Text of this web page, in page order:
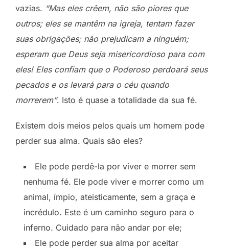
vazias. “Mas eles crêem, não são piores que
outros; eles se mantêm na igreja, tentam fazer
suas obrigações; não prejudicam a ninguém;
esperam que Deus seja misericordioso para com
eles! Eles confiam que o Poderoso perdoará seus
pecados e os levará para o céu quando
morrerem”. Isto é quase a totalidade da sua fé.
Existem dois meios pelos quais um homem pode
perder sua alma. Quais são eles?
Ele pode perdê-la por viver e morrer sem
nenhuma fé. Ele pode viver e morrer como um
animal, ímpio, ateisticamente, sem a graça e
incrédulo. Este é um caminho seguro para o
inferno. Cuidado para não andar por ele;
Ele pode perder sua alma por aceitar